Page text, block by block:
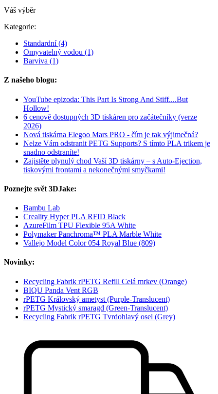
Váš výběr
Kategorie:
Standardní(4)
Omyvatelný vodou (1)
Barviva (1)
Z našeho blogu:
YouTube epizoda: This Part Is Strong And Stiff....But
Hollow!
6 cenově dostupných 3D tiskáren pro začátečníky (verze
2026)
Nová tiskárna Elegoo Mars PRO - čím je tak výjimečná?
Nelze Vám odstranit PETG Supports? S tímto PLA trikem je
snadno odstraníte!
Zajistěte plynulý chod Vaší 3D tiskárny – s Auto-Ejection,
tiskovými frontami a nekonečnými smyčkami!
Poznejte svět 3DJake:
Bambu Lab
Creality Hyper PLA RFID Black
AzureFilm TPU Flexible 95A White
Polymaker Panchroma™ PLA Marble White
Vallejo Model Color 054 Royal Blue (809)
Novinky:
Recycling Fabrik rPETG Refill Celá mrkev (Orange)
BIQU Panda Vent RGB
rPETG Královský ametyst (Purple-Translucent)
rPETG Mystický smaragd (Green-Translucent)
Recycling Fabrik rPETG Tvrdohlavý osel (Grey)